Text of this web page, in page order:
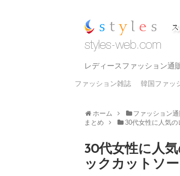
レディースファッション通
ファッション雑誌 韓国ファッ
ホーム ファッション
まとめ
30代女性に人気
30代女性に人
ックカットソー